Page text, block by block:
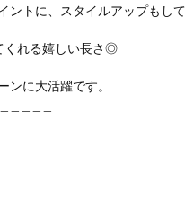
ントに、スタイルアップもし
くれる嬉しい長さ◎
ンに大活躍です。